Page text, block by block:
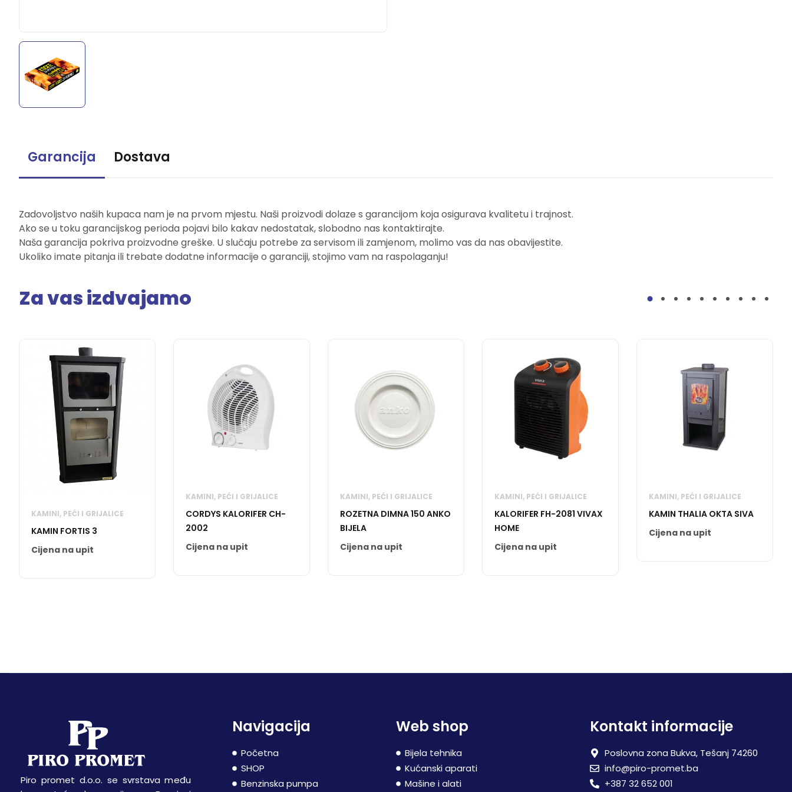
Garancija Dostava
Zadovoljstvo naših kupaca nam je na prvom mjestu. Naši proizvodi dolaze s garancijom koja osigurava kvalitetu i trajnost.
Ako se u toku garancijskog perioda pojavi bilo kakav nedostatak, slobodno nas kontaktirajte.
Naša garancija pokriva proizvodne greške. U slučaju potrebe za servisom ili zamjenom, molimo vas da nas obavijestite.
Ukoliko imate pitanja ili trebate dodatne informacije o garanciji, stojimo vam na raspolaganju!
Za vas izdvajamo
KAMINI, PEĆI I GRIJALICE
KAMIN FORTIS 3
Cijena na upit
KAMINI, PEĆI I GRIJALICE
CORDYS KALORIFER CH-
2002
Cijena na upit
KAMINI, PEĆI I GRIJALICE
ROZETNA DIMNA 150 ANKO
BIJELA
Cijena na upit
KAMINI, PEĆI I GRIJALICE
KALORIFER FH-2081 VIVAX
HOME
Cijena na upit
KAMINI, PEĆI I GRIJALICE
KAMIN THALIA OKTA SIVA
Cijena na upit
Piro promet d.o.o. se svrstava među
Navigacija
Početna
SHOP
Benzinska pumpa
Web shop
Bijela tehnika
Kućanski aparati
Mašine i alati
Kontakt informacije
Poslovna zona Bukva, Tešanj 74260
info@piro-promet.ba
+387 32 652 001